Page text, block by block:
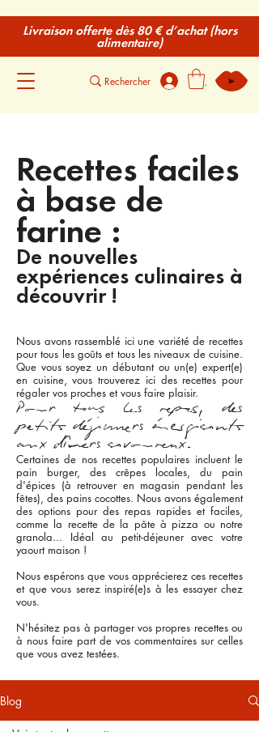
.
Livraison offerte dès 80 € d’achat (hors
alimentaire)
Recettes faciles
à base de
farine :
De nouvelles
expériences culinaires à
découvrir !
Nous avons rassemblé ici une variété de recettes
pour tous les goûts et tous les niveaux de cuisine.
Que vous soyez un débutant ou un(e) expert(e)
en cuisine, vous trouverez ici des recettes pour
régaler vos proches et vous faire plaisir.
Pour tous les repas, des
petits déjeuners énergisants
aux dîners savoureux.
Certaines de nos recettes populaires incluent le
pain burger, des crêpes locales, du pain
d'épices (à retrouver en magasin pendant les
fêtes), des pains cocottes. Nous avons également
des options pour des repas rapides et faciles,
comme la recette de la pâte à pizza ou notre
granola... Idéal au petit-déjeuner avec votre
yaourt maison !
Nous espérons que vous apprécierez ces recettes
et que vous serez inspiré(e)s à les essayer chez
vous.
N'hésitez pas à partager vos propres recettes ou
à nous faire part de vos commentaires sur celles
que vous avez testées.
Blog